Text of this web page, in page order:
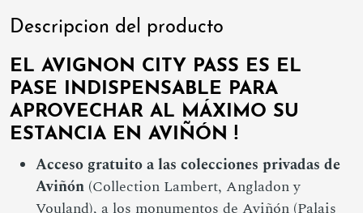
Descripcion del producto
EL AVIGNON CITY PASS ES EL
PASE INDISPENSABLE PARA
APROVECHAR AL MÁXIMO SU
ESTANCIA EN AVIÑÓN !
Acceso gratuito a las colecciones privadas de
Aviñón (Collection Lambert, Angladon y
Vouland), a los monumentos de Aviñón (Palais